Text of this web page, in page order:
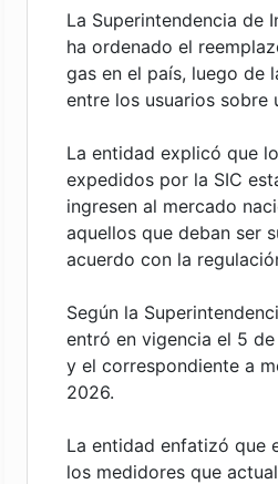
La Superintendencia de
ha ordenado el
gas en el país, luego de
entre los usuarios
La entidad explicó que
expedidos por la SIC
ingresen al mercado
aquellos que deban ser
acuerdo con la
Según la
entró en vigencia el 5
y el correspondiente a
2026.
La entidad enfatizó que
los medidores que